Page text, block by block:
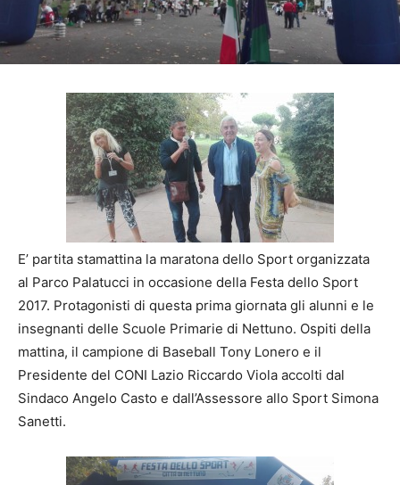
E’ partita stamattina la maratona dello Sport organizzata
al Parco Palatucci in occasione della Festa dello Sport
2017. Protagonisti di questa prima giornata gli alunni e le
insegnanti delle Scuole Primarie di Nettuno. Ospiti della
mattina, il campione di Baseball Tony Lonero e il
Presidente del CONI Lazio Riccardo Viola accolti dal
Sindaco Angelo Casto e dall’Assessore allo Sport Simona
Sanetti.